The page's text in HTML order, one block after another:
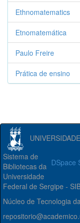
Ethnomatematics
Etnomatemática
Paulo Freire
Prática de ensino
DSpace
Sistema de
Bibliotecas da
Universidade
Federal de Sergipe -
Núcleo de Tecnologia